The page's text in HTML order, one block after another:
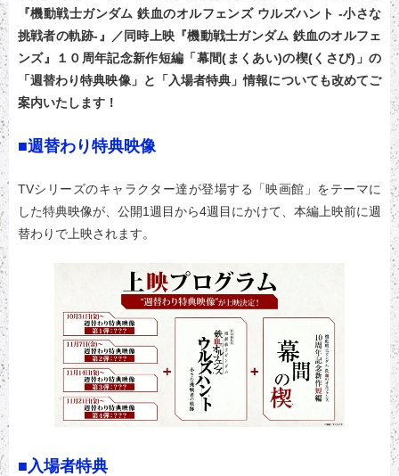
『機動戦士ガンダム 鉄血のオルフェンズ ウルズハント -小さな
挑戦者の軌跡-』／同時上映『機動戦士ガンダム 鉄血のオルフェ
ンズ』１０周年記念新作短編「幕間(まくあい)の楔(くさび)」の
「週替わり特典映像」と「入場者特典」情報についても改めてご
案内いたします！
■週替わり特典映像
TVシリーズのキャラクター達が登場する「映画館」をテーマに
した特典映像が、公開1週目から4週目にかけて、本編上映前に週
替わりで上映されます。
■入場者特典